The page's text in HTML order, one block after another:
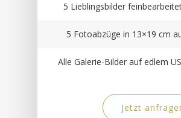
5 Lieblingsbilder
5 Fotoabzüge in 13×19 cm
Alle Galerie-Bilder auf edlem
Jetzt